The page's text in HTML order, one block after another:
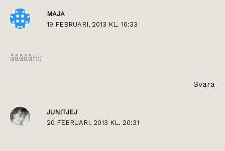
MAJA
19 FEBRUARI, 2013 KL. 16:33
åååååh!!
Svara
JUNITJEJ
20 FEBRUARI, 2013 KL. 20:31